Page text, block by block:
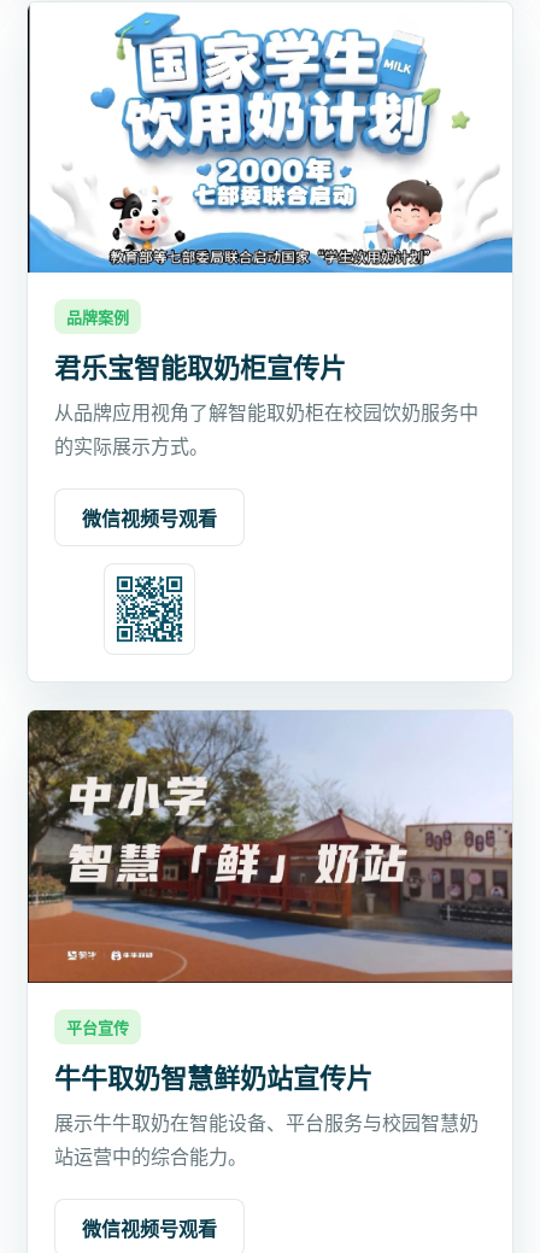
品牌案例
君乐宝智能取奶柜宣传片
从品牌应用视角了解智能取奶柜在校园饮奶服务中
的实际展示方式。
微信视频号观看
平台宣传
牛牛取奶智慧鲜奶站宣传片
展示牛牛取奶在智能设备、平台服务与校园智慧奶
站运营中的综合能力。
微信视频号观看